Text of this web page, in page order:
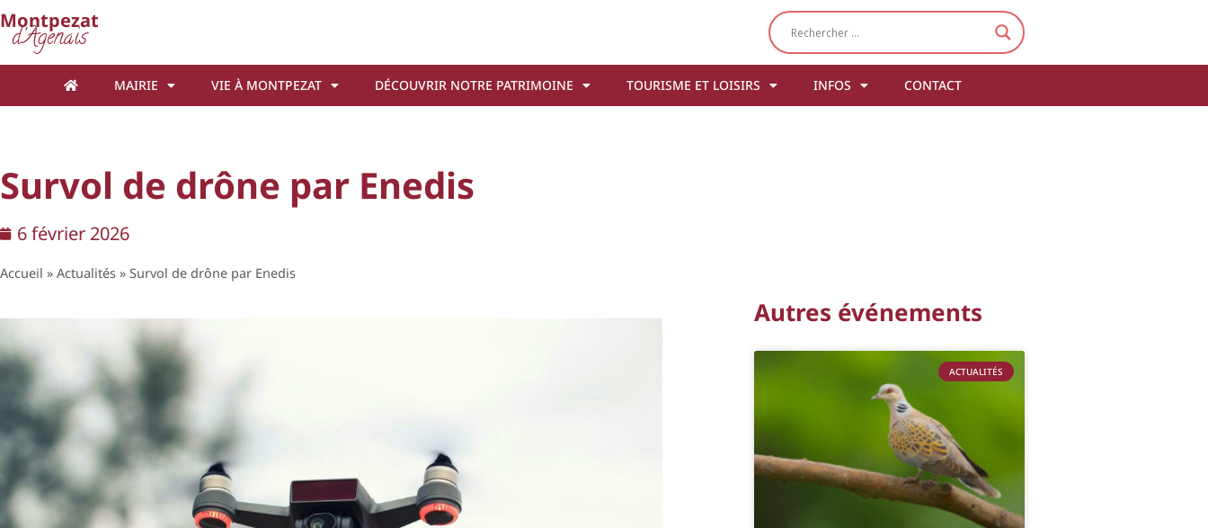
Montpezat
d'Agenais
MAIRIE VIE À MONTPEZAT DÉCOUVRIR NOTRE PATRIMOINE TOURISME ET LOISIRS INFOS CONTACT
Survol de drône par Enedis
6 février 2026
Accueil » Actualités » Survol de drône par Enedis
Autres événements
ACTUALITÉS
Cookies management panel